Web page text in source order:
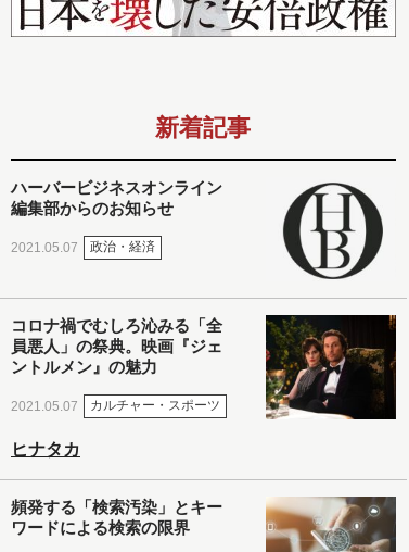
新着記事
ハーバービジネスオンライン
編集部からのお知らせ
2021.05.07 政治・経済
コロナ禍でむしろ沁みる「全
員悪人」の祭典。映画『ジェ
ントルメン』の魅力
2021.05.07 カルチャー・スポーツ
ヒナタカ
頻発する「検索汚染」とキー
ワードによる検索の限界